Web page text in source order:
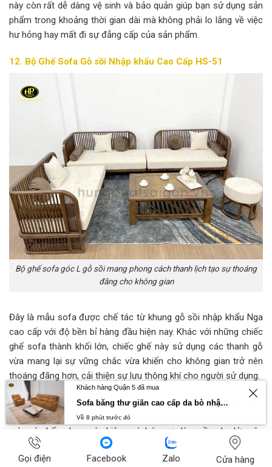
này còn rất dễ dàng vệ sinh và bảo quản giúp bạn sử dụng sản
phẩm trong khoảng thời gian dài mà không phải lo lắng về việc
hư hỏng hay mất đi sự đẳng cấp của sản phẩm.
12. Bộ Ghế Sofa Gỗ sồi Nhập khẩu Cao Cấp HS-51
Bộ ghế sofa góc L gỗ sồi mang phong cách thanh lịch tạo sự thoáng
đãng cho không gian
Đây là mẫu sofa được chế tác từ khung gỗ sồi nhập khẩu Nga
cao cấp với độ bền bỉ hàng đầu hiện nay. Khác với những chiếc
ghế sofa thành khối lớn, chiếc ghế này sử dụng các thanh gỗ
vừa mang lại sự vững chắc vừa khiến cho không gian trở nên
thoáng đãng hơn, cải thiện sự lưu thông khí cho người sử dụng.
Bề mặt của bộ ghế sofa gỗ sồi chữ L được phủ một lớp sơn
Inchem khá đẹp mắt với màu trắng thanh khiết, khả năng bám
màu và chống bay màu hiệu quá. Lớp sơn làm nền cho lớp vân
gỗ nổi bật hơn, không làm mất đi nét đẹp mộc mạc đặc trưng
tạo sự thanh lịch cho không gian căn phòng.
Gọi điện Facebook Zalo Cửa hàng
Khách hàng Quận 5 đã mua
Sofa băng thư giãn cao cấp da bò nhập khẩu Primo U70797HM
Về 8 phút trước đó